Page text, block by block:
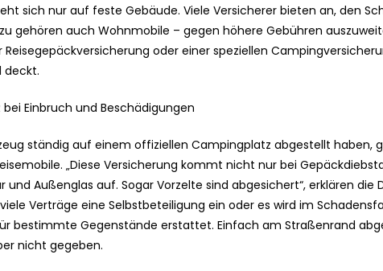
sich nur auf feste Gebäude. Viele Versicherer bieten an, den
gehören auch Wohnmobile – gegen höhere Gebühren
oder einer speziellen
deckt.
Einbruch und Beschädigungen
ständig auf einem offiziellen Campingplatz abgestellt haben,
„Diese Versicherung kommt nicht nur bei
Außenglas auf. Sogar Vorzelte sind abgesichert“, erklären die
Verträge eine Selbstbeteiligung ein oder es wird im
bestimmte Gegenstände erstattet. Einfach am Straßenrand
nicht gegeben.